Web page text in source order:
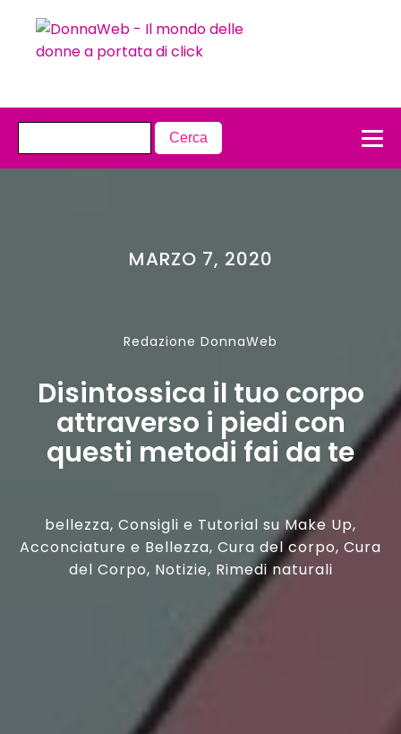
MARZO 7, 2020
Redazione DonnaWeb
Disintossica il tuo corpo
attraverso i piedi con
questi metodi fai da te
bellezza, Consigli e Tutorial su Make Up,
Acconciature e Bellezza, Cura del corpo, Cura
del Corpo, Notizie, Rimedi naturali